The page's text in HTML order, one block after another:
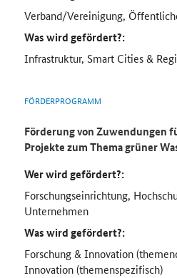
Verband/Vereinigung,
Was wird gefördert?:
Infrastruktur, Smart Cities &
FÖRDERPROGRAMM
Förderung von Zuwendungen
Projekte zum Thema grüner
Wer wird gefördert?:
Forschungseinrichtung,
Unternehmen
Was wird gefördert?:
Forschung & Innovation
Innovation (themenspezifisch)